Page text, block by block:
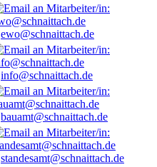
ewo@schnaittach.de
info@schnaittach.de
bauamt@schnaittach.de
standesamt@schnaittach.de